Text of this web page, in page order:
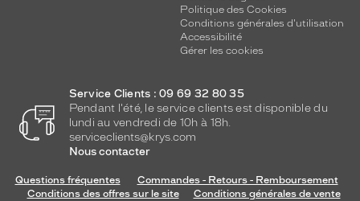
Politique des Cookies
Conditions générales d'utilisation
Accessibilité
Gérer les cookies
Service Clients : 09 69 32 80 35
Pendant l'été, le service clients est disponible du
lundi au vendredi de 10h à 18h.
serviceclients@krys.com
Nous contacter
Questions fréquentes
Commandes - Retours - Remboursement
Conditions des offres sur le site
Conditions générales de vente